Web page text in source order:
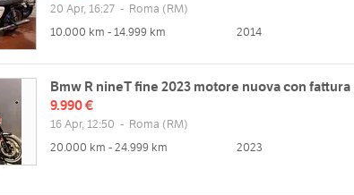
20 Apr, 16:27 - Roma (RM)
10.000 km - 14.999 km
2014
Bmw R nineT fine 2023 motore nuova con
9.990 €
16 Apr, 12:50 - Roma (RM)
20.000 km - 24.999 km
2023